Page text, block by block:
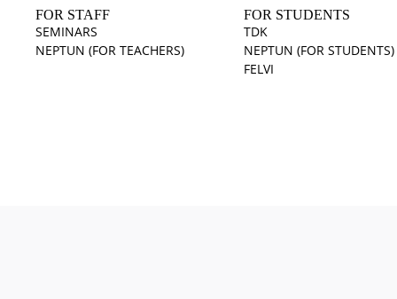
FOR STAFF
SEMINARS
NEPTUN (FOR TEACHERS)
FOR STUDENTS
TDK
NEPTUN (FOR STUDENTS)
FELVI